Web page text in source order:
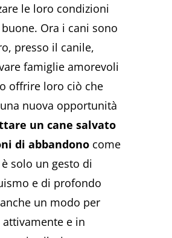
le loro condizioni
Ora i cani sono
presso il canile,
famiglie amorevoli
offrire loro ciò che
nuova opportunità
un cane salvato
di abbandono come
solo un gesto di
e di profondo
un modo per
e in